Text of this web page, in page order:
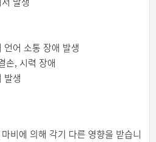
어 소통 장애 발생
손, 시력 장애
발생
비에 의해 각기 다른 영향을 받습니